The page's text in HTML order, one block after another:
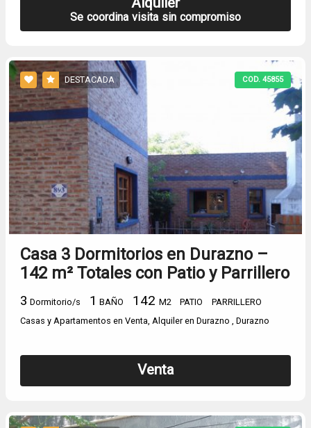
Se coordina visita sin compromiso
DESTACADA COD. 45855
Casa 3 Dormitorios en Durazno –
142 m² Totales con Patio y Parrillero
3 Dormitorio/s 1 BAÑO 142 M2 PATIO
PARRILLERO
Casas y Apartamentos en Venta, Alquiler en Durazno , Durazno
Venta